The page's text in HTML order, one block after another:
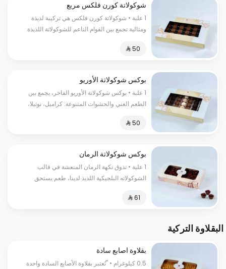
شوكولاتة كورن فلكس مربع
1 علبة • شوكولاتة كورن فلكس هي تركيبة لذيذة
ومثالية تجمع بين القوام الناعم للشوكولاتة اللذيذة
بوكس شوكولاتة الأوريو
1 علبة • بوكس شوكولاتة الأوريو الفاخر، يجمع بين
الطعم الغني والحشوات المتنوعة: كراميل، نوتيلا،
المناسبات المميزة.
بوكس شوكولاتة الرمان
1 علبة • تذوق نكهة الرمان المنعشة في قالب
الشوكولاته البلجيكية اللذيذ لدينا، طعم يستحق
البقلاوة التركية
بقلاوة اصابع سادة
0.5 كيلوغرام • "تُعتبر بقلاوة الأصابع السادة واحدة